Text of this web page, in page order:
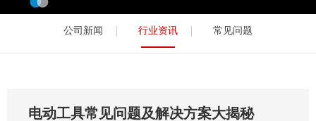
公司新闻 行业资讯 常见问题
电动工具常见问题及解决方案大揭秘